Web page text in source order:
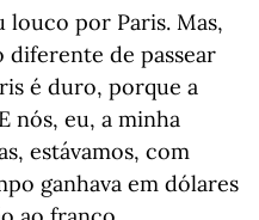
louco por Paris. Mas,
diferente de passear
é duro, porque a
nós, eu, a minha
estávamos, com
ganhava em dólares